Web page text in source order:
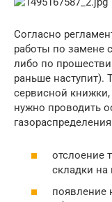
Согласно
работы по замене
либо по
раньше наступит).
сервисной
нужно проводить
отслоение
складки на
появление